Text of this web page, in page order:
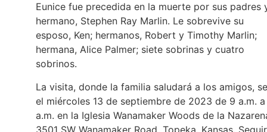
Eunice fue precedida en la muerte por sus padres
hermano, Stephen Ray Marlin. Le sobrevive su
esposo, Ken; hermanos, Robert y Timothy Marlin;
hermana, Alice Palmer; siete sobrinas y cuatro
sobrinos.
La visita, donde la familia saludará a los amigos,
el miércoles 13 de septiembre de 2023 de 9 a.m. a
a.m. en la Iglesia Wanamaker Woods de la
3501 SW Wanamaker Road, Topeka, Kansas.